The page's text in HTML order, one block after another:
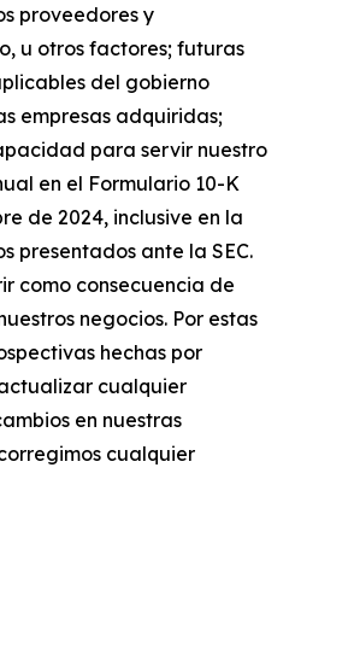
proveedores y
u otros factores; futuras
del gobierno
empresas adquiridas;
para servir nuestro
en el Formulario 10-K
de 2024, inclusive en la
presentados ante la SEC.
como consecuencia de
negocios. Por estas
hechas por
cualquier
en nuestras
cualquier